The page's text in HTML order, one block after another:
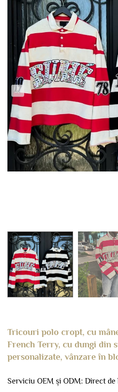
Tricouri polo cropt, cu
French Terry, cu dungi din
personalizate, vânzare în
Serviciu OEM și ODM: Direct